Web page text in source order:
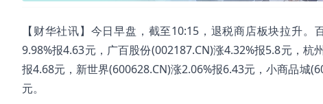
【财华社讯】今日早盘，截至10:15，退税商店板块拉升
9.98%报4.63元，广百股份(002187.CN)涨4.32%报5.8元，
报4.68元，新世界(600628.CN)涨2.06%报6.43元，小商品城
元。